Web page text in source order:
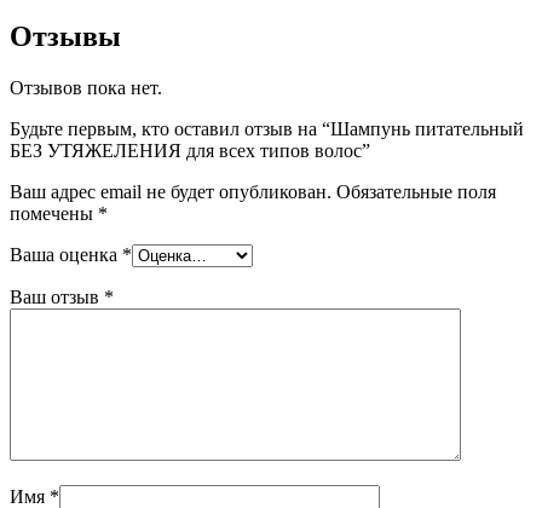
Отзывы
Отзывов пока нет.
Будьте первым, кто оставил отзыв на “Шампунь питательный
БЕЗ УТЯЖЕЛЕНИЯ для всех типов волос”
Ваш адрес email не будет опубликован. Обязательные поля
помечены *
Ваша оценка *
Ваш отзыв *
Имя *